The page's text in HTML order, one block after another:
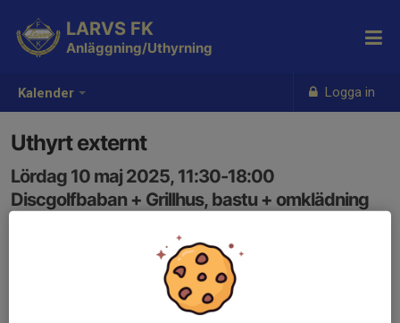
Kalender Logga in
LARVS FK
Anläggning/Uthyrning
Uthyrt externt
Lördag 10 maj 2025, 11:30-18:00
Discgolfbaban + Grillhus, bastu + omklädning